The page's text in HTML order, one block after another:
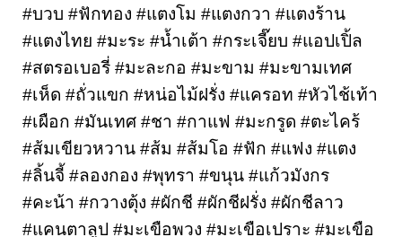
#บวบ #ฟักทอง #แตงโม #แตงกวา #แตงร้าน
#แตงไทย #มะระ #น้ำเต้า #กระเจี๊ยบ #แอปเปิ้ล
#สตรอเบอรี่ #มะละกอ #มะขาม #มะขามเทศ
#เห็ด #ถั่วแขก #หน่อไม้ฝรั่ง #แครอท #หัวไช้เท้า
#เผือก #มันเทศ #ชา #กาแฟ #มะกรูด #ตะไคร้
#ส้มเขียวหวาน #ส้ม #ส้มโอ #ฟัก #แฟง #แตง
#ลิ้นจี้ #ลองกอง #พุทรา #ขนุน #แก้วมังกร
#คะน้า #กวางตุ้ง #ผักชี #ผักชีฝรั่ง #ผักชีลาว
#แคนตาลูป #มะเขือพวง #มะเขือเปราะ #มะเขือ